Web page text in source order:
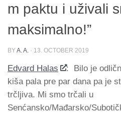
m paktu i uživali
maksimalno!”
BYA. A. · 13. OCTOBER 2019
Edvard Halas : Bilo je
kiša pala pre par dana pa je
trčljiva. Mi smo trčali u
Senćansko/Mađarsko/